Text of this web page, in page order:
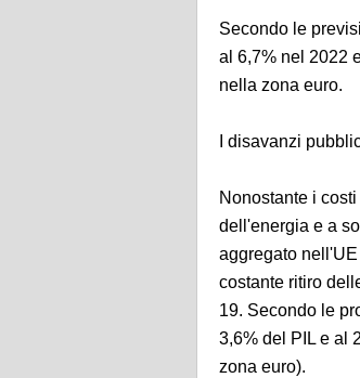
Secondo le
al 6,7% nel 2022
nella zona euro.
I disavanzi
Nonostante i
dell'energia e a
aggregato
costante ritiro
19. Secondo le
3,6% del PIL e al
zona euro).